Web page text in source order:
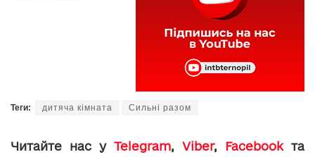
Теги: дитяча кімната Сильні разом
Читайте нас у Telegram, Viber, Facebookта